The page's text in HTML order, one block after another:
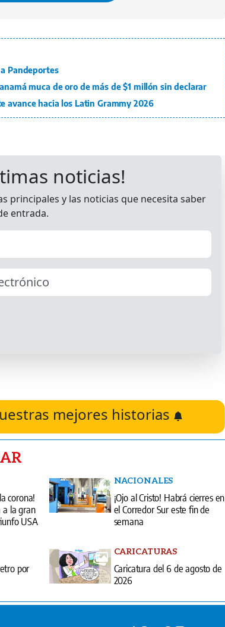
Pandeportes
muca de oro de más de $1 millón sin declarar
avance hacia los Latin Grammy 2026
mejores historias
corona!
a la gran
USA
NACIONALES
¡Ojo al Cristo! Habrá cierres en
el Corredor Sur este fin de
semana
por
CARICATURAS
Caricatura del 6 de agosto de
2026